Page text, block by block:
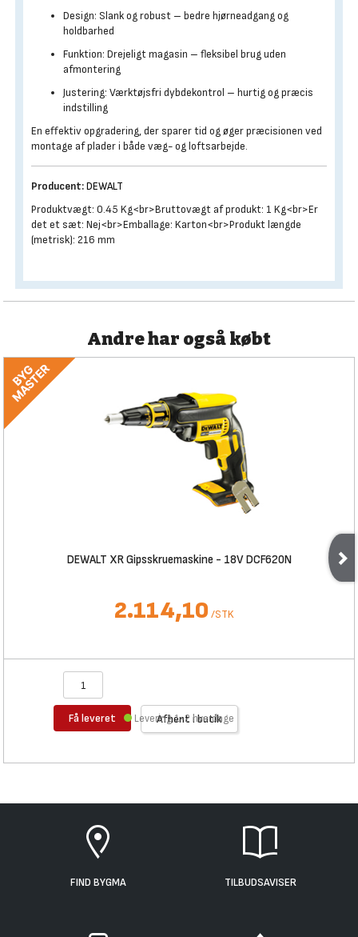
Design: Slank og robust – bedre hjørneadgang og
holdbarhed
Funktion: Drejeligt magasin – fleksibel brug uden
afmontering
Justering: Værktøjsfri dybdekontrol – hurtig og præcis
indstilling
En effektiv opgradering, der sparer tid og øger præcisionen ved
montage af plader i både væg- og loftsarbejde.
Producent:DEWALT
Produktvægt: 0.45 Kg<br>Bruttovægt af produkt: 1 Kg<br>Er
det et sæt: Nej<br>Emballage: Karton<br>Produkt længde
(metrisk): 216 mm
Andre har også købt
DEWALT XR Gipsskruemaskine - 18V DCF620N
2.114,10 /STK
Få leveret Afhent i butik
Levering 1-2 hverdage
FIND BYGMA TILBUDSAVISER